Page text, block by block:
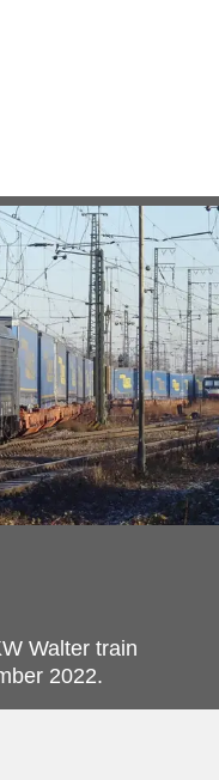
Walter train
2022.